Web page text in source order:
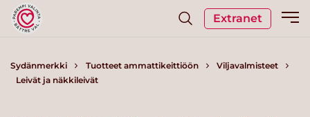
Extranet
Sydänmerkki Tuotteet ammattikeittiöön
Viljavalmisteet
Leivät ja näkkileivät